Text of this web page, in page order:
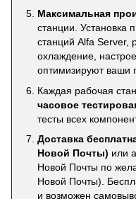
Максимальная
станции. Установка
станций Alfa Server,
охлаждение,
оптимизируют ваши
Каждая рабочая
часовое
тесты всех
Доставка
Новой Почты) или
Новой Почты по
Новой Почты).
и возможен